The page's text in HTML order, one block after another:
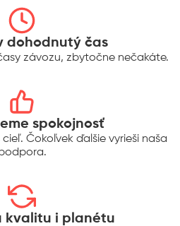
dohodnutý čas
závozu, zbytočne nečakáte.
spokojnosť
Čokoľvek ďalšie vyrieši naša
kvalitu i planétu